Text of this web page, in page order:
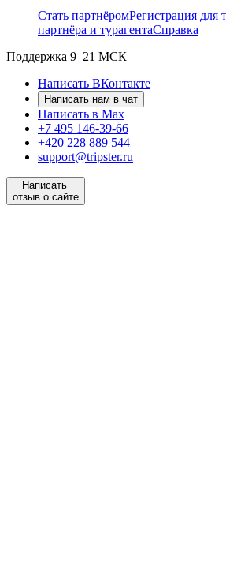
Стать партнёромРегистрация для
партнёра и турагентаСправка
Поддержка 9–21 МСК
Написать ВКонтакте
Написать нам в чат
Написать в Max
+7 495 146-39-66
+420 228 889 544
support@tripster.ru
Написать
отзыв о сайте